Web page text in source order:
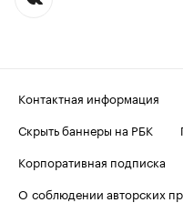
Контактная информация
Скрыть баннеры на РБК
Корпоративная подписка
О соблюдении авторских